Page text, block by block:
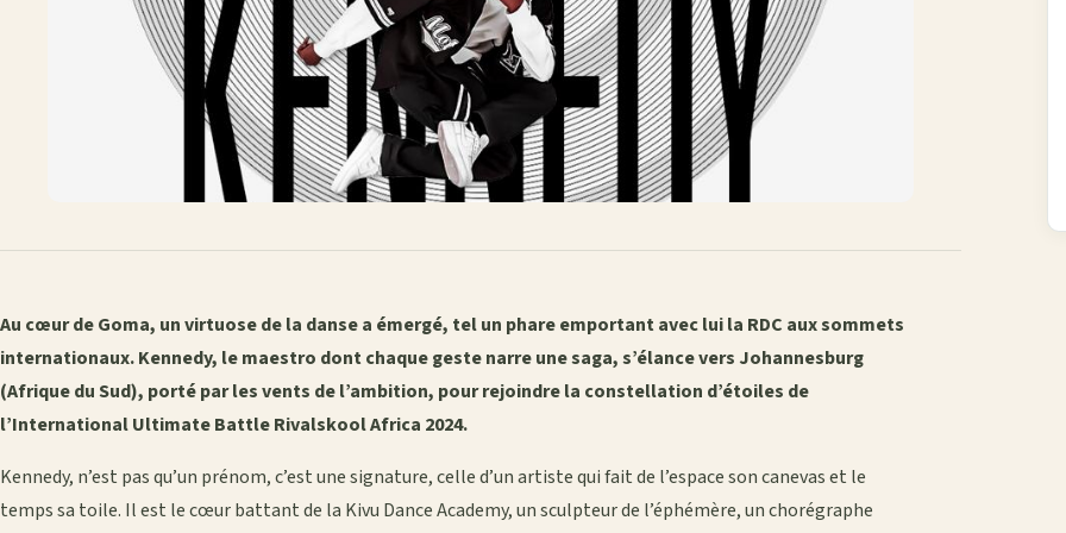
Au cœur de Goma, un virtuose de la danse a émergé, tel un phare emportant avec lui la RDC aux sommets
internationaux. Kennedy, le maestro dont chaque geste narre une saga, s’élance vers Johannesburg
(Afrique du Sud), porté par les vents de l’ambition, pour rejoindre la constellation d’étoiles de
l’International Ultimate Battle Rivalskool Africa 2024.
Kennedy, n’est pas qu’un prénom, c’est une signature, celle d’un artiste qui fait de l’espace son canevas et le
temps sa toile. Il est le cœur battant de la Kivu Dance Academy, un sculpteur de l’éphémère, un chorégraphe